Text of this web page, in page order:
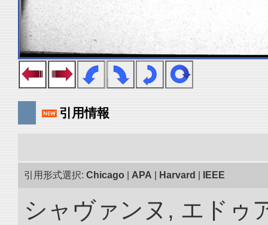
引用情報
引用形式選択: Chicago APA Harvard IEEE
シャヴァンヌ, エドゥ